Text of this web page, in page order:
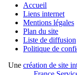
Accueil
Liens internet
Mentions légales
Plan du site
Liste de diffusion
Politique de
Une création de site